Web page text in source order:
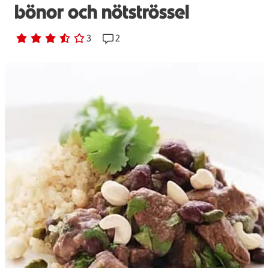
bönor och nötströssel
Betyg 3.7 av 5. 3
3 personer har röstatReceptet har 2 kommentarer
2